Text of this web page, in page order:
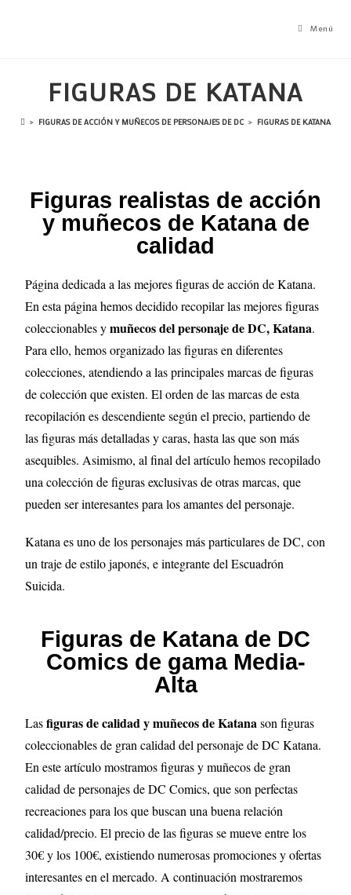
Menú
FIGURAS DE KATANA
> FIGURAS DE ACCIÓN Y MUÑECOS DE PERSONAJES DE DC > FIGURAS DE KATANA
Figuras realistas de acción
y muñecos de Katana de
calidad
Página dedicada a las mejores figuras de acción de Katana.
En esta página hemos decidido recopilar las mejores figuras
coleccionables ymuñecos del personaje de DC, Katana.
Para ello, hemos organizado las figuras en diferentes
colecciones, atendiendo a las principales marcas de figuras
de colección que existen. El orden de las marcas de esta
recopilación es descendiente según el precio, partiendo de
las figuras más detalladas y caras, hasta las que son más
asequibles. Asimismo, al final del artículo hemos recopilado
una colección de figuras exclusivas de otras marcas, que
pueden ser interesantes para los amantes del personaje.
Katana es uno de los personajes más particulares de DC, con
un traje de estilo japonés, e integrante del Escuadrón
Suicida.
Figuras de Katana de DC
Comics de gama Media-
Alta
Lasfiguras de calidad y muñecos de Katanason figuras
coleccionables de gran calidad del personaje de DC Katana.
En este artículo mostramos figuras y muñecos de gran
calidad de personajes de DC Comics, que son perfectas
recreaciones para los que buscan una buena relación
calidad/precio. El precio de las figuras se mueve entre los
30€ y los 100€, existiendo numerosas promociones y ofertas
interesantes en el mercado. A continuación mostraremos